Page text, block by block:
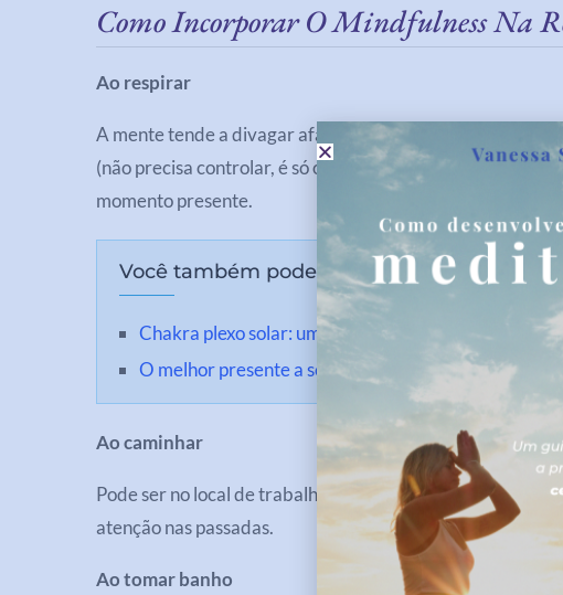
Como Incorporar O Mindfulness Na
Ao respirar
A mente tende a divagar afastando a nossa atenção do
(não precisa controlar, é só observar mesmo) corpo e
momento presente.
Você também pode se interessar:
Chakra plexo solar: um ponto de luz importante
O melhor presente a ser dado a uma criança
Ao caminhar
Pode ser no local de trabalho, em casa ou na rua com a
atenção nas passadas.
Ao tomar banho